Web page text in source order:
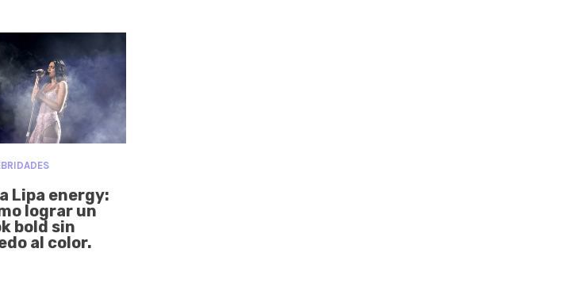
Lipa energy:
lograr un
bold sin
al color.